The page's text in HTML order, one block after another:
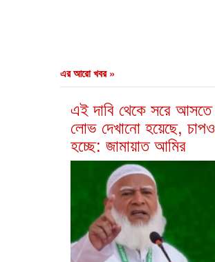
এর আরো খবর »
এই দাবি থেকে সরে আসতে
লোভ দেখানো হয়েছে,
হচ্ছে: জামায়াত আমির